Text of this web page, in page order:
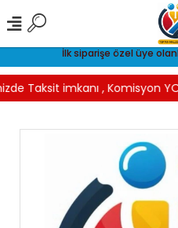
İlk siparişe özel üye
Taksit imkanı , Komisyon